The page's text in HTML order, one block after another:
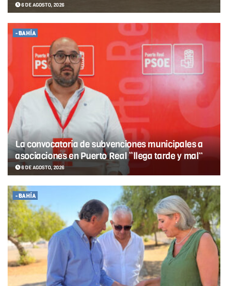
6 DE AGOSTO, 2026
-BAHÍA
La convocatoria de subvenciones municipales a
asociaciones en Puerto Real “llega tarde y mal”
6 DE AGOSTO, 2026
-BAHÍA